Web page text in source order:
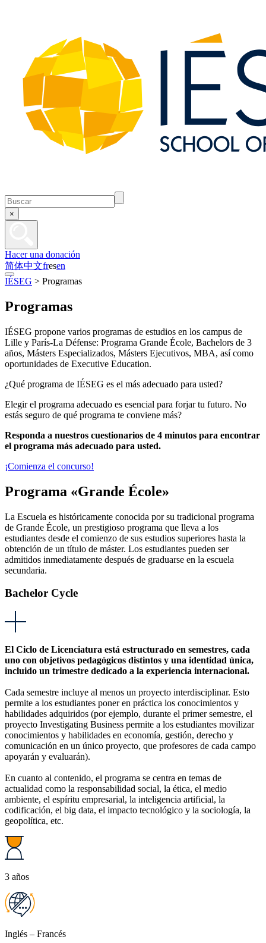
×
Hacer una donación
简体中文fresen
IÉSEG > Programas
Programas
IÉSEG propone varios programas de estudios en los campus de
Lille y París-La Défense: Programa Grande École, Bachelors de 3
años, Másters Especializados, Másters Ejecutivos, MBA, así como
oportunidades de Executive Education.
¿Qué programa de IÉSEG es el más adecuado para usted?
Elegir el programa adecuado es esencial para forjar tu futuro. No
estás seguro de qué programa te conviene más?
Responda a nuestros cuestionarios de 4 minutos para encontrar
el programa más adecuado para usted.
¡Comienza el concurso!
Programa «Grande École»
La Escuela es históricamente conocida por su tradicional programa
de Grande École, un prestigioso programa que lleva a los
estudiantes desde el comienzo de sus estudios superiores hasta la
obtención de un título de máster. Los estudiantes pueden ser
admitidos inmediatamente después de graduarse en la escuela
secundaria.
Bachelor Cycle
El Ciclo de Licenciatura está estructurado en semestres, cada
uno con objetivos pedagógicos distintos y una identidad única,
incluido un trimestre dedicado a la experiencia internacional.
Cada semestre incluye al menos un proyecto interdisciplinar. Esto
permite a los estudiantes poner en práctica los conocimientos y
habilidades adquiridos (por ejemplo, durante el primer semestre, el
proyecto Investigating Business permite a los estudiantes movilizar
conocimientos y habilidades en economía, gestión, derecho y
comunicación en un único proyecto, que profesores de cada campo
apoyarán y evaluarán).
En cuanto al contenido, el programa se centra en temas de
actualidad como la responsabilidad social, la ética, el medio
ambiente, el espíritu empresarial, la inteligencia artificial, la
codificación, el big data, el impacto tecnológico y la sociología, la
geopolítica, etc.
3 años
Inglés – Francés